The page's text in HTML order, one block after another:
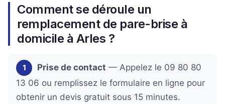
Comment se déroule un
remplacement de pare-brise à
domicile à Arles ?
1 Prise de contact — Appelez le 09 80 80
13 06 ou remplissez le formulaire en ligne pour
obtenir un devis gratuit sous 15 minutes.